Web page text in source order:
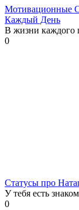
Мотивационные
Каждый День
В жизни каждого
0
Статусы про
У тебя есть
0